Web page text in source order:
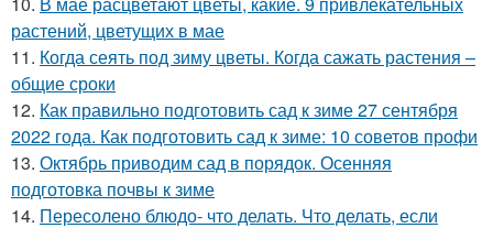
растений, цветущих в мае
11. Когда сеять под зиму цветы. Когда сажать растения –
общие сроки
12. Как правильно подготовить сад к зиме 27 сентября
2022 года. Как подготовить сад к зиме: 10 советов профи
13. Октябрь приводим сад в порядок. Осенняя
подготовка почвы к зиме
14. Пересолено блюдо- что делать. Что делать, если